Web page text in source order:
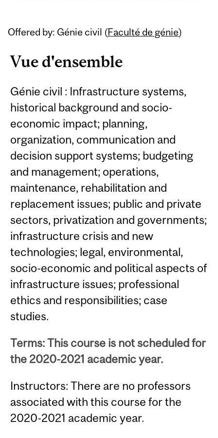
Offered by: Génie civil (Faculté de génie)
Vue d'ensemble
Génie civil : Infrastructure systems,
historical background and socio-
economic impact; planning,
organization, communication and
decision support systems; budgeting
and management; operations,
maintenance, rehabilitation and
replacement issues; public and private
sectors, privatization and governments;
infrastructure crisis and new
technologies; legal, environmental,
socio-economic and political aspects of
infrastructure issues; professional
ethics and responsibilities; case
studies.
Terms: This course is not scheduled for
the 2020-2021 academic year.
Instructors: There are no professors
associated with this course for the
2020-2021 academic year.